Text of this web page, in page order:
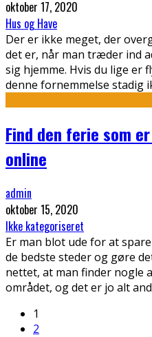
oktober 17, 2020
Hus og Have
Der er ikke meget, der
det er, når man træder ind
sig hjemme. Hvis du lige er
denne fornemmelse stadig
Find den ferie som
online
admin
oktober 15, 2020
Ikke kategoriseret
Er man blot ude for at
de bedste steder og gøre
nettet, at man finder nogle
området, og det er jo alt
1
2